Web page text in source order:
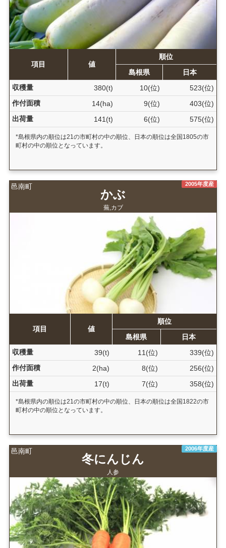
項目 値
順位
島根県
日本
収穫量
380(t) 10(位)
523(位)
作付面積
14(ha) 9(位)
403(位)
出荷量
141(t) 6(位) 575(位)
*島根県内の順位は21の市町村の中の順位、日本の順位は全国1805の市
町村の中の順位となっています。
邑南町 2005年度産
かぶ
蕪,カブ
項目 値
順位
島根県
日本
収穫量
39(t) 11(位)
339(位)
作付面積
2(ha) 8(位)
256(位)
出荷量
17(t) 7(位) 358(位)
*島根県内の順位は21の市町村の中の順位、日本の順位は全国1822の市
町村の中の順位となっています。
邑南町 2006年度産
冬にんじん
人参